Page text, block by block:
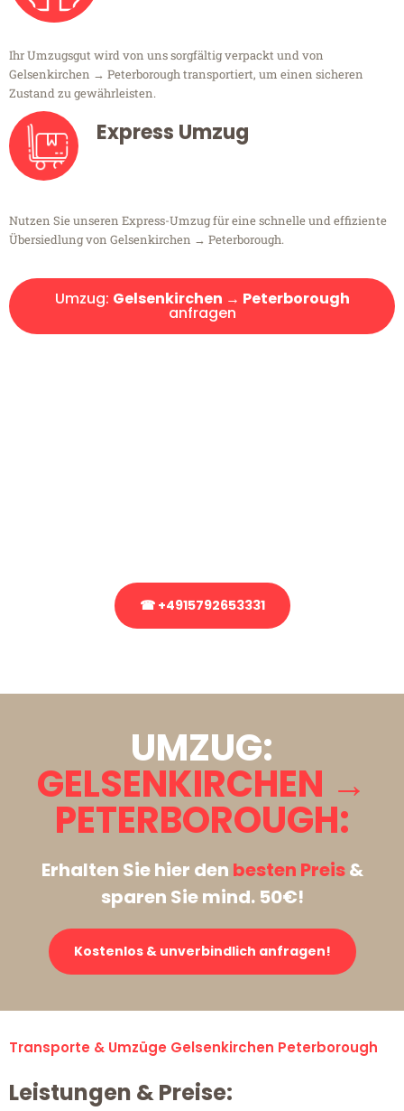
Ihr Umzugsgut wird von uns sorgfältig verpackt und von
Gelsenkirchen → Peterborough transportiert, um einen sicheren
Zustand zu gewährleisten.
Express Umzug
Nutzen Sie unseren Express-Umzug für eine schnelle und effiziente
Übersiedlung von Gelsenkirchen → Peterborough.
Umzug: Gelsenkirchen → Peterborough
anfragen
☎ +4915792653331
UMZUG:
GELSENKIRCHEN →
PETERBOROUGH:
Erhalten Sie hier den besten Preis&
sparen Sie mind. 50€!
Kostenlos & unverbindlich anfragen!
Transporte & Umzüge Gelsenkirchen Peterborough
Leistungen & Preise: